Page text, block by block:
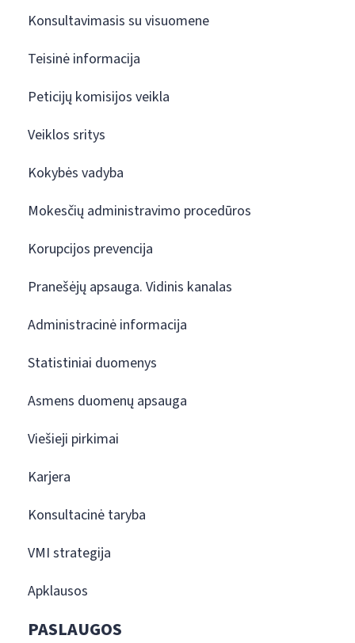
Konsultavimasis su visuomene
Teisinė informacija
Peticijų komisijos veikla
Veiklos sritys
Kokybės vadyba
Mokesčių administravimo procedūros
Korupcijos prevencija
Pranešėjų apsauga. Vidinis kanalas
Administracinė informacija
Statistiniai duomenys
Asmens duomenų apsauga
Viešieji pirkimai
Karjera
Konsultacinė taryba
VMI strategija
Apklausos
PASLAUGOS